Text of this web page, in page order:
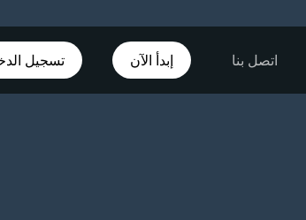
اتصل بنا إبدأ الآن تسجيل